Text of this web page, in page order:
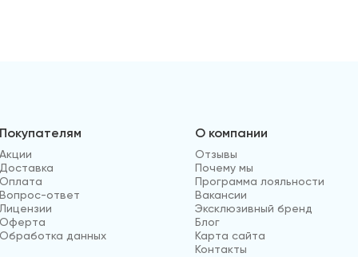
Покупателям
Акции
Доставка
Оплата
Вопрос-ответ
Лицензии
Оферта
Обработка данных
О компании
Отзывы
Почему мы
Программа лояльности
Вакансии
Эксклюзивный бренд
Блог
Карта сайта
Контакты